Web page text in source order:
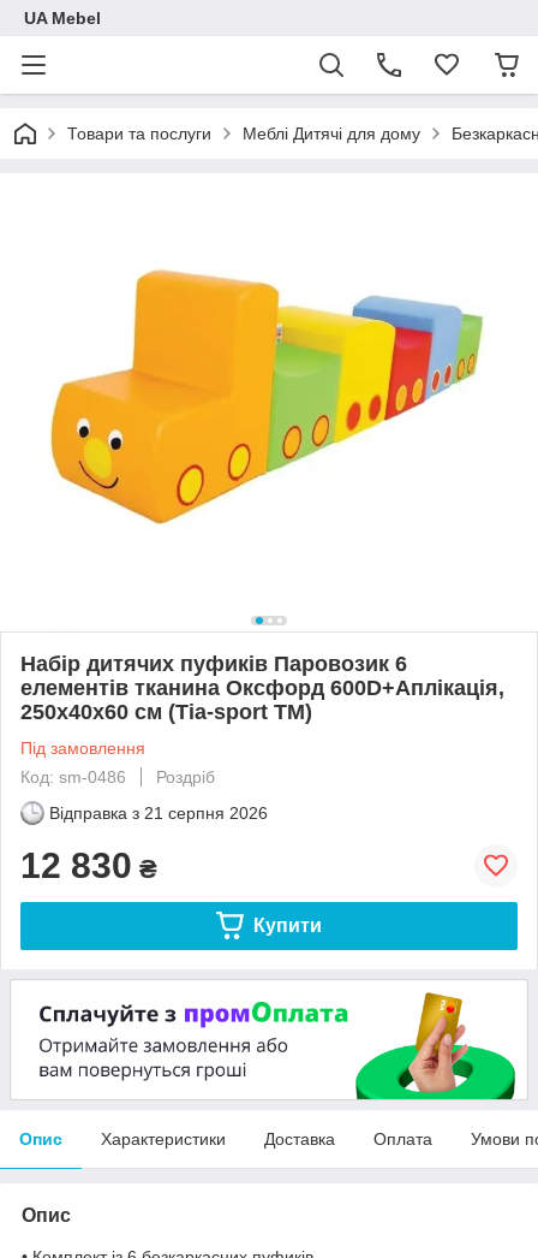
UA Mebel
Товари та послуги Меблі Дитячі для дому
Набір дитячих пуфиків Паровозик 6
елементів тканина Оксфорд 600D+Аплікація,
250х40х60 см (Тia-sport ТМ)
Під замовлення
Код: sm-0486
Роздріб
Відправка з 21 серпня 2026
12 830 ₴
Купити
Опис Характеристики Доставка Оплата Умови
Опис